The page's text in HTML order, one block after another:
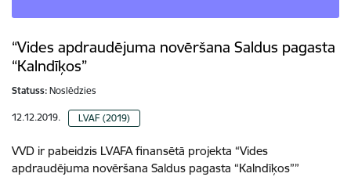
“Vides apdraudējuma novēršana Saldus pagasta
“Kalndīķos”
Statuss: Noslēdzies
12.12.2019. LVAF (2019)
VVD ir pabeidzis LVAFA finansētā projekta “Vides
apdraudējuma novēršana Saldus pagasta “Kalndīķos””